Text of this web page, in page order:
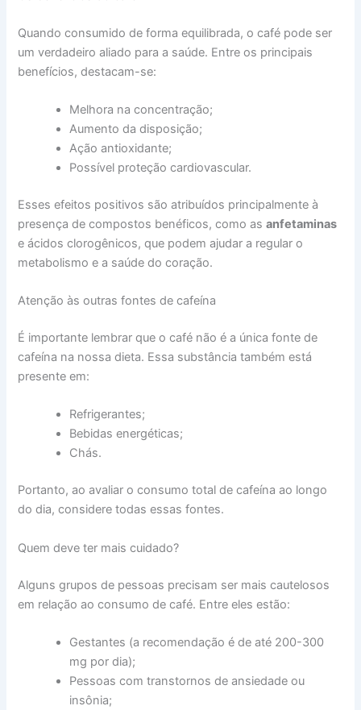
Quando consumido de forma equilibrada, o café pode ser
um verdadeiro aliado para a saúde. Entre os principais
benefícios, destacam-se:
Melhora na concentração;
Aumento da disposição;
Ação antioxidante;
Possível proteção cardiovascular.
Esses efeitos positivos são atribuídos principalmente à
presença de compostos benéficos, como asanfetaminas
e ácidos clorogênicos, que podem ajudar a regular o
metabolismo e a saúde do coração.
Atenção às outras fontes de cafeína
É importante lembrar que o café não é a única fonte de
cafeína na nossa dieta. Essa substância também está
presente em:
Refrigerantes;
Bebidas energéticas;
Chás.
Portanto, ao avaliar o consumo total de cafeína ao longo
do dia, considere todas essas fontes.
Quem deve ter mais cuidado?
Alguns grupos de pessoas precisam ser mais cautelosos
em relação ao consumo de café. Entre eles estão:
Gestantes (a recomendação é de até 200-300
mg por dia);
Pessoas com transtornos de ansiedade ou
insônia;